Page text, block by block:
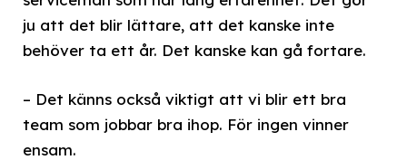
ju att det blir lättare, att det kanske inte
behöver ta ett år. Det kanske kan gå fortare.
– Det känns också viktigt att vi blir ett bra
team som jobbar bra ihop. För ingen vinner
ensam.